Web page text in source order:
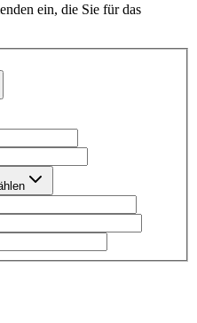
ein, die Sie für das